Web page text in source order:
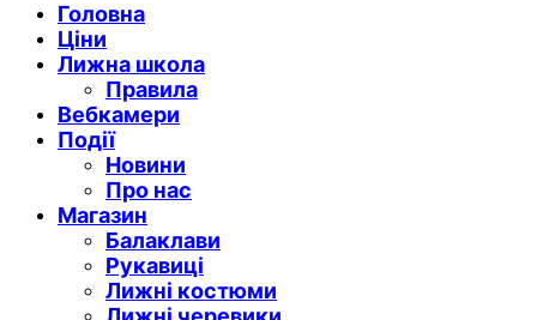
Головна
Ціни
Лижна школа
Правила
Вебкамери
Події
Новини
Про нас
Магазин
Балаклави
Рукавиці
Лижні костюми